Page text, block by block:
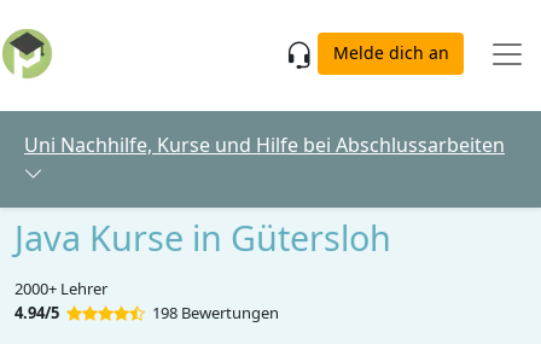
Melde dich an
Uni Nachhilfe, Kurse und Hilfe bei Abschlussarbeiten
Java Kurse in Gütersloh
2000+ Lehrer
4.94/5
198 Bewertungen